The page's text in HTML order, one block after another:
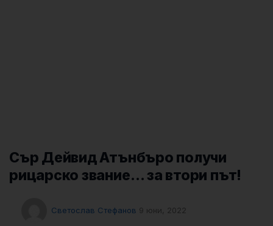
Сър Дейвид Атънбъро получи
рицарско звание… за втори път!
Светослав Стефанов 9 юни, 2022